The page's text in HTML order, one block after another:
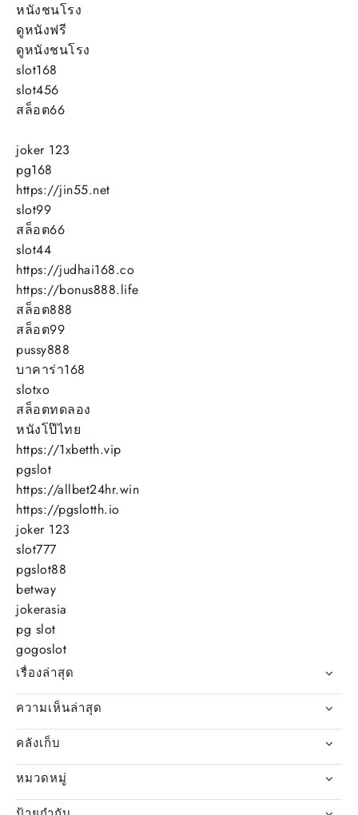
หนังชนโรง
ดูหนังฟรี
ดูหนังชนโรง
slot168
slot456
สล็อต66
joker 123
pg168
https://jin55.net
slot99
สล็อต66
slot44
https://judhai168.co
https://bonus888.life
สล็อต888
สล็อต99
pussy888
บาคาร่า168
slotxo
สล็อตทดลอง
หนังโป๊ไทย
https://1xbetth.vip
pgslot
https://allbet24hr.win
https://pgslotth.io
joker 123
slot777
pgslot88
betway
jokerasia
pg slot
gogoslot
เรื่องล่าสุด
ความเห็นล่าสุด
คลังเก็บ
หมวดหมู่